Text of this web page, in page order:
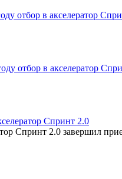
отбор в акселератор
отбор в акселератор
Спринт 2.0
Спринт 2.0 завершил